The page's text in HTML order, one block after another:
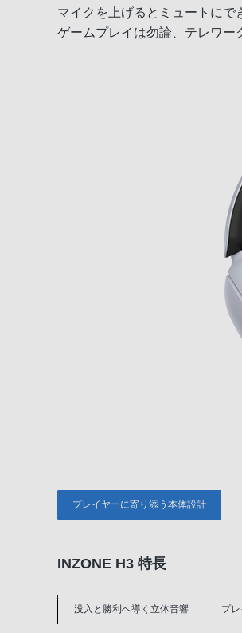
マイクを上げるとミュートにで
ゲームプレイは勿論、テレワー
プレイヤーに寄り添う本体設計
INZONE H3 特長
没入と勝利へ導く立体音響 プ